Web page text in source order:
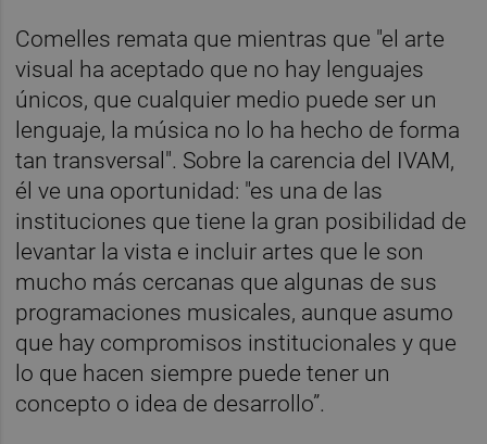
Comelles remata que mientras que "el arte
visual ha aceptado que no hay lenguajes
únicos, que cualquier medio puede ser un
lenguaje, la música no lo ha hecho de forma
tan transversal". Sobre la carencia del IVAM,
él ve una oportunidad: "es una de las
instituciones que tiene la gran posibilidad de
levantar la vista e incluir artes que le son
mucho más cercanas que algunas de sus
programaciones musicales, aunque asumo
que hay compromisos institucionales y que
lo que hacen siempre puede tener un
concepto o idea de desarrollo”.